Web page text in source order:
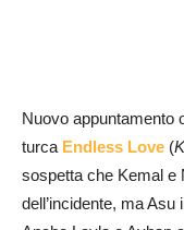
Nuovo appuntamento
turca Endless Love (
sospetta che Kemal e
dell’incidente, ma